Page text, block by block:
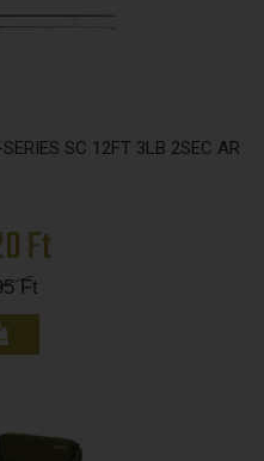
SC 12FT 3LB 2SEC AR
Ft
Ft